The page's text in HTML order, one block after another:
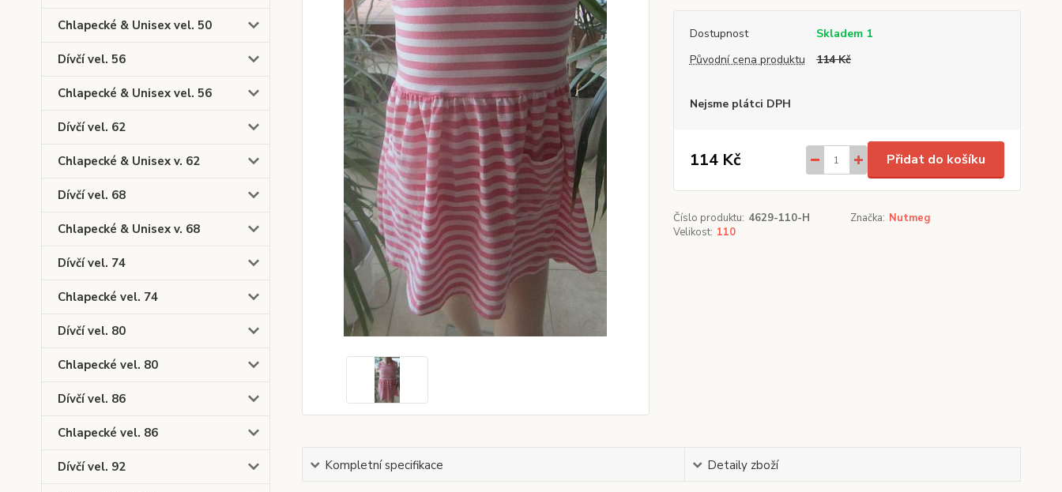
Chlapecké & Unisex vel. 50
Dívčí vel. 56
Chlapecké & Unisex vel. 56
Dívčí vel. 62
Chlapecké & Unisex v. 62
Dívčí vel. 68
Chlapecké & Unisex v. 68
Dívčí vel. 74
Chlapecké vel. 74
Dívčí vel. 80
Chlapecké vel. 80
Dívčí vel. 86
Chlapecké vel. 86
Dívčí vel. 92
Dostupnost
Skladem 1
Původní cena produktu
114 Kč
Nejsme plátci DPH
114 Kč Přidat do košíku
Číslo produktu: 4629-110-H Značka: Nutmeg
Velikost: 110
Kompletní specifikace Detaily zboží